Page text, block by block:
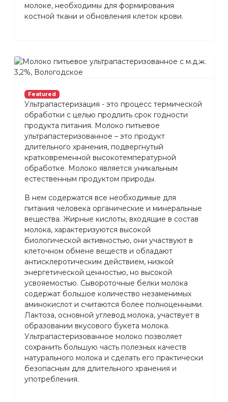
молоке, необходимы для формирования
костной ткани и обновления клеток крови.
Featured
Ультрапастеризация - это процесс термической
обработки с целью продлить срок годности
продукта питания. Молоко питьевое
ультрапастеризованное – это продукт
длительного хранения, подвергнутый
кратковременной высокотемпературной
обработке. Молоко является уникальным
естественным продуктом природы.
В нем содержатся все необходимые для
питания человека органические и минеральные
вещества. Жирные кислоты, входящие в состав
молока, характеризуются высокой
биологической активностью, они участвуют в
клеточном обмене веществ и обладают
антисклеротическим действием, низкой
энергетической ценностью, но высокой
усвояемостью. Сывороточные белки молока
содержат большое количество незаменимых
аминокислот и считаются более полноценными.
Лактоза, основной углевод молока, участвует в
образовании вкусового букета молока.
Ультрапастеризованное молоко позволяет
сохранить большую часть полезных качеств
натурального молока и сделать его практически
безопасным для длительного хранения и
употребления.